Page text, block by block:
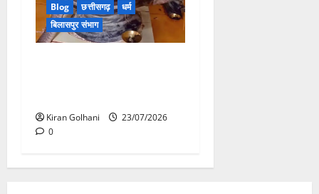
Blog छत्तीसगढ़
धर्म
बिलासपुर संभाग
Kiran Golhani
23/07/2026
0